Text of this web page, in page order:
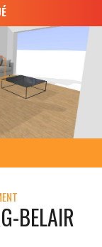
BELAIR